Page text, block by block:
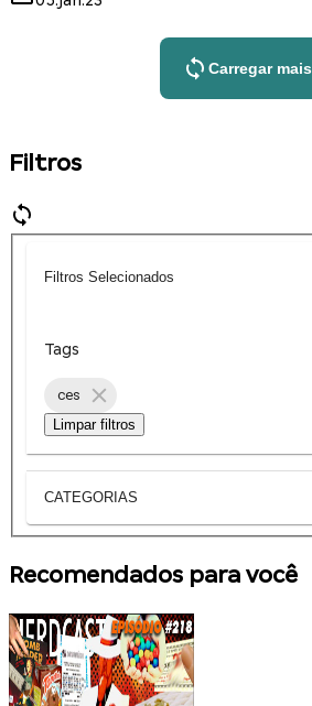
Carregar mais
Filtros
Filtros Selecionados
Tags
ces
Limpar filtros
CATEGORIAS
Recomendados para você